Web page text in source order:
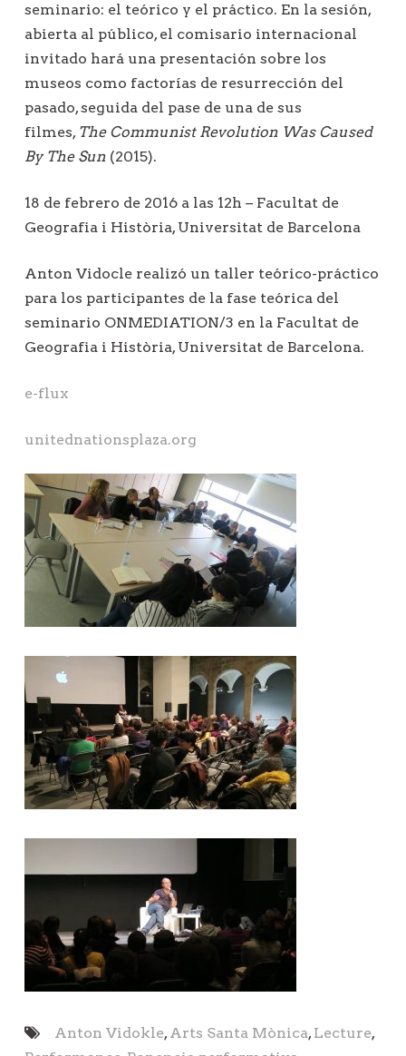
seminario: el teórico y el práctico. En la sesión,
abierta al público, el comisario internacional
invitado hará una presentación sobre los
museos como factorías de resurrección del
pasado, seguida del pase de una de sus
filmes, The Communist Revolution Was Caused
By The Sun (2015).
18 de febrero de 2016 a las 12h – Facultat de
Geografia i Història, Universitat de Barcelona
Anton Vidocle realizó un taller teórico-práctico
para los participantes de la fase teórica del
seminario ONMEDIATION/3 en la Facultat de
Geografia i Història, Universitat de Barcelona.
e-flux
unitednationsplaza.org
Anton Vidokle, Arts Santa Mònica, Lecture,